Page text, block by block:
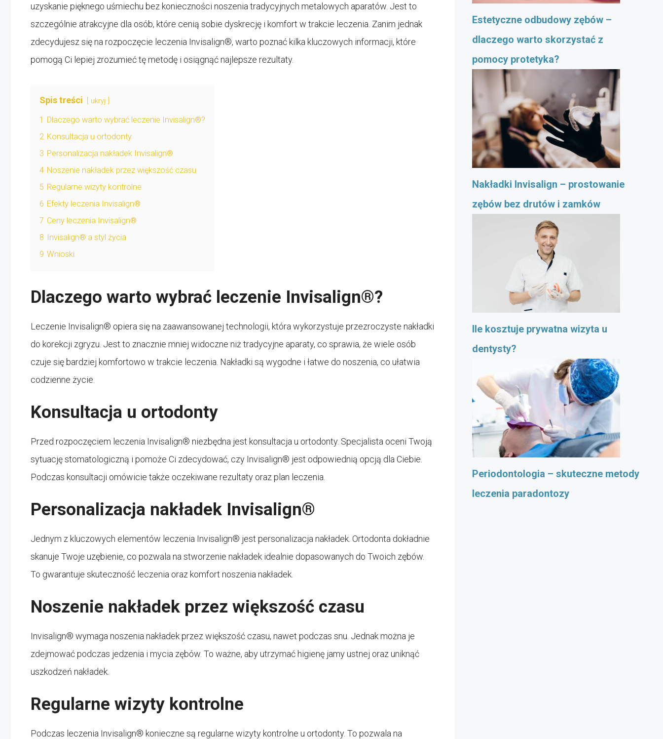
uzyskanie pięknego uśmiechu bez konieczności noszenia tradycyjnych metalowych aparatów. Jest to
szczególnie atrakcyjne dla osób, które cenią sobie dyskrecję i komfort w trakcie leczenia. Zanim jednak
zdecydujesz się na rozpoczęcie leczenia Invisalign®, warto poznać kilka kluczowych informacji, które
pomogą Ci lepiej zrozumieć tę metodę i osiągnąć najlepsze rezultaty.
Spis treści ukryj
1 Dlaczego warto wybrać leczenie Invisalign®?
2 Konsultacja u ortodonty
3 Personalizacja nakładek Invisalign®
4 Noszenie nakładek przez większość czasu
5 Regularne wizyty kontrolne
6 Efekty leczenia Invisalign®
7 Ceny leczenia Invisalign®
8 Invisalign® a styl życia
9 Wnioski
Dlaczego warto wybrać leczenie Invisalign®?
Leczenie Invisalign® opiera się na zaawansowanej technologii, która wykorzystuje przezroczyste nakładki
do korekcji zgryzu. Jest to znacznie mniej widoczne niż tradycyjne aparaty, co sprawia, że ​​wiele osób
czuje się bardziej komfortowo w trakcie leczenia. Nakładki są wygodne i łatwe do noszenia, co ułatwia
codzienne życie.
Konsultacja u ortodonty
Przed rozpoczęciem leczenia Invisalign® niezbędna jest konsultacja u ortodonty. Specjalista oceni Twoją
sytuację stomatologiczną i pomoże Ci zdecydować, czy Invisalign® jest odpowiednią opcją dla Ciebie.
Podczas konsultacji omówicie także oczekiwane rezultaty oraz plan leczenia.
Personalizacja nakładek Invisalign®
Jednym z kluczowych elementów leczenia Invisalign® jest personalizacja nakładek. Ortodonta dokładnie
skanuje Twoje uzębienie, co pozwala na stworzenie nakładek idealnie dopasowanych do Twoich zębów.
To gwarantuje skuteczność leczenia oraz komfort noszenia nakładek.
Noszenie nakładek przez większość czasu
Invisalign® wymaga noszenia nakładek przez większość czasu, nawet podczas snu. Jednak można je
zdejmować podczas jedzenia i mycia zębów. To ważne, aby utrzymać higienę jamy ustnej oraz uniknąć
uszkodzeń nakładek.
Regularne wizyty kontrolne
Podczas leczenia Invisalign® konieczne są regularne wizyty kontrolne u ortodonty. To pozwala na
Estetyczne odbudowy zębów –
dlaczego warto skorzystać z
pomocy protetyka?
Nakładki Invisalign – prostowanie
zębów bez drutów i zamków
Ile kosztuje prywatna wizyta u
dentysty?
Periodontologia – skuteczne metody
leczenia paradontozy